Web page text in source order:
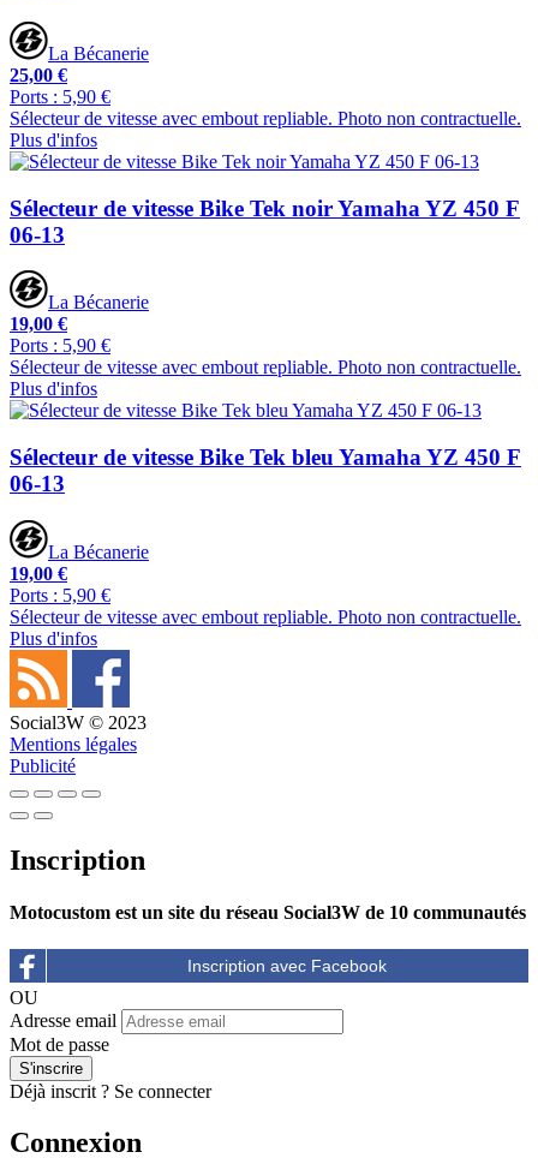
La Bécanerie
25,00 €
Ports : 5,90 €
Sélecteur de vitesse avec embout repliable. Photo non contractuelle.
Plus d'infos
Sélecteur de vitesse Bike Tek noir Yamaha YZ 450 F
06-13
La Bécanerie
19,00 €
Ports : 5,90 €
Sélecteur de vitesse avec embout repliable. Photo non contractuelle.
Plus d'infos
Sélecteur de vitesse Bike Tek bleu Yamaha YZ 450 F
06-13
La Bécanerie
19,00 €
Ports : 5,90 €
Sélecteur de vitesse avec embout repliable. Photo non contractuelle.
Plus d'infos
Social3W © 2023
Mentions légales
Publicité
Inscription
Motocustom est un site du réseau Social3W de 10 communautés
OU
Adresse email
Mot de passe
Déjà inscrit ? Se connecter
Connexion